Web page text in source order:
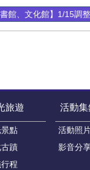
書館、文化館】1/15調整
旅遊
點
蹟
程
活動集
活動照
影音分